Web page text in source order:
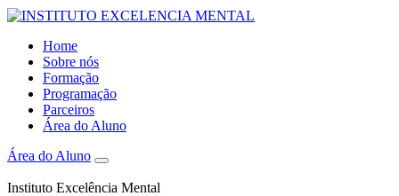
Home
Sobre nós
Formação
Programação
Parceiros
Área do Aluno
Área do Aluno
Instituto Excelência Mental